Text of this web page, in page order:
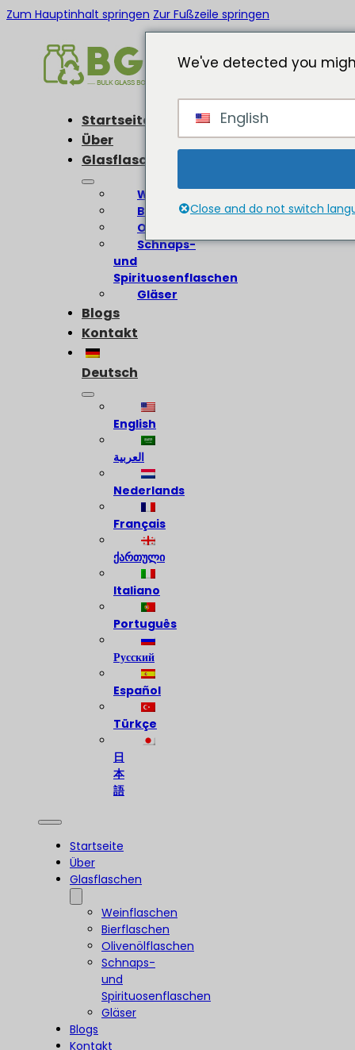
Zum Hauptinhalt springen Zur Fußzeile springen
Startseite
Über
Glasflaschen
Weinflaschen
Bierflaschen
Olivenölflaschen
Schnaps-
und
Spirituosenflaschen
Gläser
Blogs
Kontakt
Deutsch
English
العربية
Nederlands
Français
ქართული
Italiano
Português
Русский
Español
Türkçe
日
本
語
Startseite
Über
Glasflaschen
Weinflaschen
Bierflaschen
Olivenölflaschen
Schnaps-
und
Spirituosenflaschen
Gläser
Blogs
Kontakt
We've detected you
English
Close and do not switch